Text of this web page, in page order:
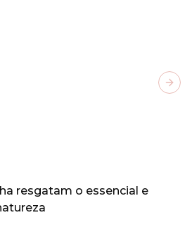
resgatam o essencial e